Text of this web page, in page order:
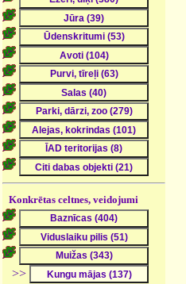
Konkrētas celtnes, veidojumi
>>